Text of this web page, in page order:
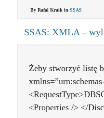
By Rafał Kraik in SSAS
SSAS: XMLA –
Żeby stworzyć listę
<Properties /> </